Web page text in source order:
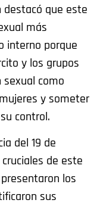
que este
más
interno porque
y los grupos
como
y someter
control.
del 19 de
de este
los
sus